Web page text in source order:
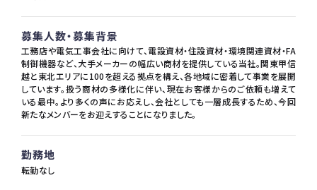
募集人数・募集背景
工務店や電気工事会社に向けて、電設資材・住設資材・環境関連資材・FA
制御機器など、大手メーカーの幅広い商材を提供している当社。関東甲信
越と東北エリアに100を超える拠点を構え、各地域に密着して事業を展開
しています。扱う商材の多様化に伴い、現在お客様からのご依頼も増えて
いる最中。より多くの声にお応えし、会社としても一層成長するため、今回
新たなメンバーをお迎えすることになりました。
勤務地
転勤なし